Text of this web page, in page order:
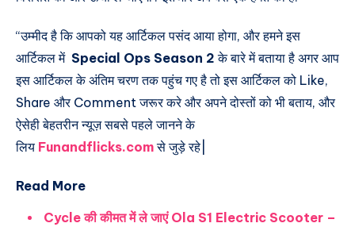
“उम्मीद है कि आपको यह आर्टिकल पसंद आया होगा, और हमने इस
आर्टिकल में Special Ops Season 2के बारे में बताया है अगर आप
इस आर्टिकल के अंतिम चरण तक पहुंच गए है तो इस आर्टिकल को Like,
Share और Comment जरूर करे और अपने दोस्तों को भी बताय, और
ऐसेही बेहतरीन न्यूज़ सबसे पहले जानने के
लिय Funandflicks.comसे जुड़े रहे|
Read More
Cycle की कीमत में ले जाएं Ola S1 Electric Scooter –